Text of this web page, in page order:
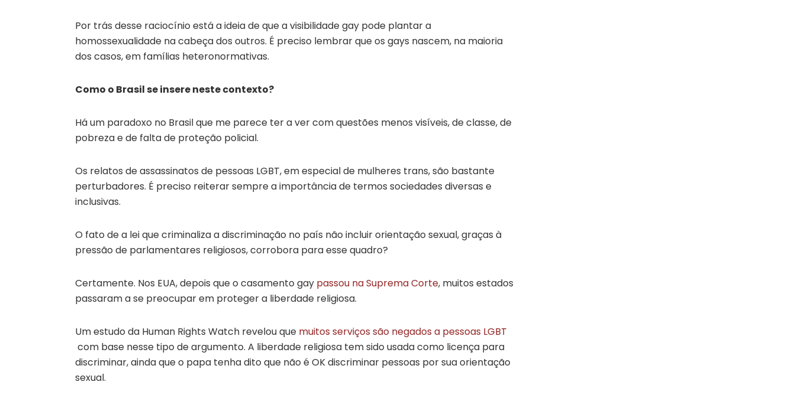
Por trás desse raciocínio está a ideia de que a visibilidade gay pode plantar a
homossexualidade na cabeça dos outros. É preciso lembrar que os gays nascem, na maioria
dos casos, em famílias heteronormativas.
Como o Brasil se insere neste contexto?
Há um paradoxo no Brasil que me parece ter a ver com questões menos visíveis, de classe, de
pobreza e de falta de proteção policial.
Os relatos de assassinatos de pessoas LGBT, em especial de mulheres trans, são bastante
perturbadores. É preciso reiterar sempre a importância de termos sociedades diversas e
inclusivas.
O fato de a lei que criminaliza a discriminação no país não incluir orientação sexual, graças à
pressão de parlamentares religiosos, corrobora para esse quadro?
Certamente. Nos EUA, depois que o casamento gay passou na Suprema Corte, muitos estados
passaram a se preocupar em proteger a liberdade religiosa.
Um estudo da Human Rights Watch revelou que muitos serviços são negados a pessoas LGBT
com base nesse tipo de argumento. A liberdade religiosa tem sido usada como licença para
discriminar, ainda que o papa tenha dito que não é OK discriminar pessoas por sua orientação
sexual.